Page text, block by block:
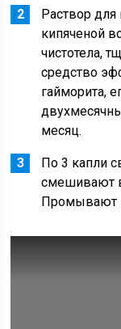
Раствор для
кипяченой
чистотела,
средство
гайморита,
месяц.
По 3 капли
смешивают
Промывают